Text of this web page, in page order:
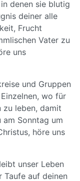
denen sie blutig
deiner alle
Frucht
Vater zu
uns
und Gruppen
wo für
zu leben, damit
Sonntag um
höre uns
unser Leben
Taufe auf deinen